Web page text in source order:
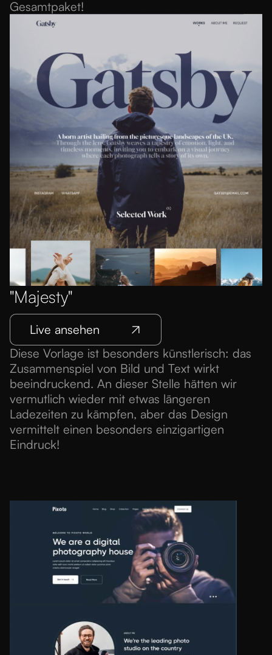
Gesamtpaket!
"Majesty"
Live ansehen
Diese Vorlage ist besonders künstlerisch: das
Zusammenspiel von Bild und Text wirkt
beeindruckend. An dieser Stelle hätten wir
vermutlich wieder mit etwas längeren
Ladezeiten zu kämpfen, aber das Design
vermittelt einen besonders einzigartigen
Eindruck!